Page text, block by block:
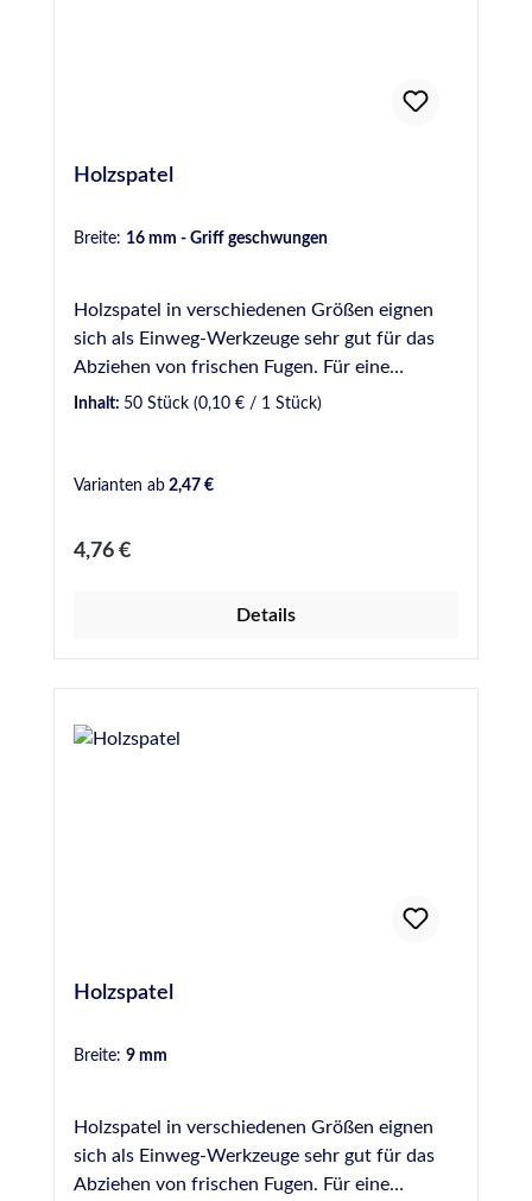
Holzspatel
Breite: 16 mm - Griff geschwungen
Holzspatel in verschiedenen Größen eignen
sich als Einweg-Werkzeuge sehr gut für das
Abziehen von frischen Fugen. Für eine
gleichmäßige und optisch ansprechende Fuge
mm - Gebinde zu 50 Stück 16 mm - Gebinde
20 mm - Gebinde zu 100 Stück 16 mm Griff
geschwungen - Gebinde zu 50 Stück
Inhalt: 50 Stück (0,10 € / 1 Stück)
Varianten ab 2,47 €
Regulärer Preis:
4,76 €
Details
Holzspatel
Breite: 9 mm
Holzspatel in verschiedenen Größen eignen
sich als Einweg-Werkzeuge sehr gut für das
Abziehen von frischen Fugen. Für eine